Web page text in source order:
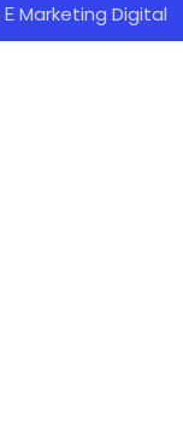
E Marketing Digital